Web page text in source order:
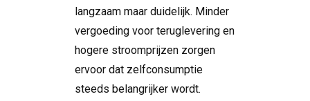
langzaam maar duidelijk. Minder
vergoeding voor teruglevering en
hogere stroomprijzen zorgen
ervoor dat zelfconsumptie
steeds belangrijker wordt.